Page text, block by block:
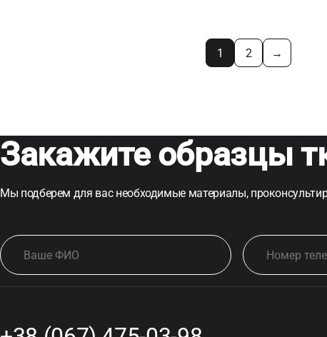
1 2 →
Закажите образцы
Мы подберем для вас необходимые материалы,